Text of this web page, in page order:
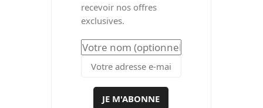
recevoir nos offres
exclusives.
JE M'ABONNE